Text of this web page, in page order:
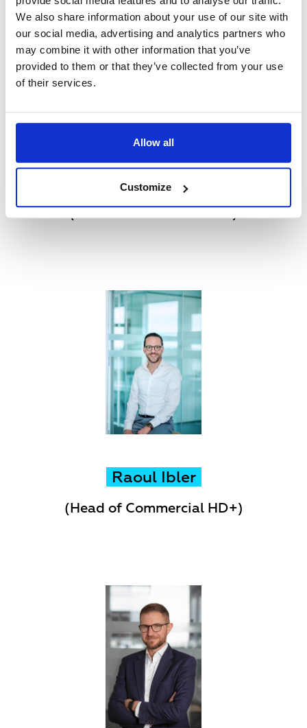
We also share information about your use of our site with
our social media, advertising and analytics partners who
may combine it with other information that you’ve
provided to them or that they’ve collected from your use
of their services.
Allow all
Customize
Christoph Mühleib
Raoul Ibler
(Head of Commercial HD+)